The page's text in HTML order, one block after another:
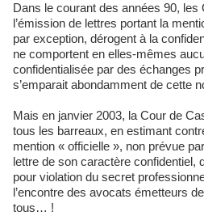
Dans le courant des années 90, les
l’émission de lettres portant la
par exception, dérogent à la
ne comportent en elles-mêmes
confidentialisée par des échanges
s’emparait abondamment de cette
Mais en janvier 2003, la Cour de
tous les barreaux, en estimant
mention « officielle », non prévue
lettre de son caractère confidentiel,
pour violation du secret
l’encontre des avocats émetteurs
tous… !